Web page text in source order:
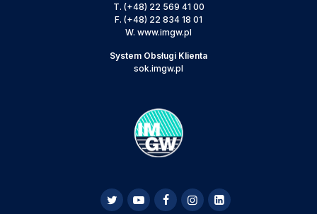
T. (+48) 22 569 41 00
F. (+48) 22 834 18 01
W. www.imgw.pl
System Obsługi Klienta
sok.imgw.pl